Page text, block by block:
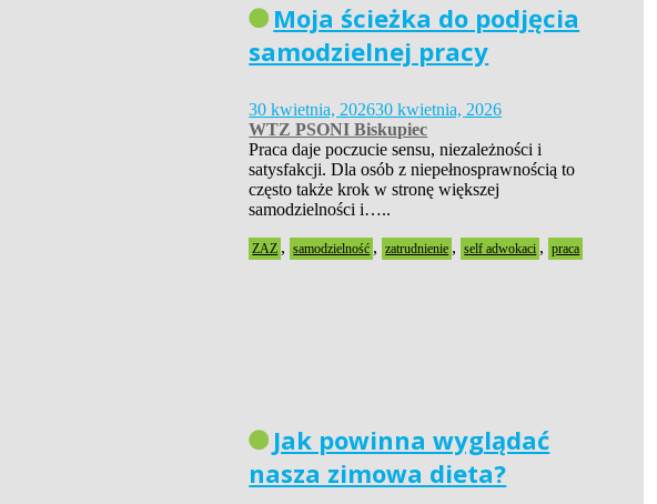
Moja ścieżka do podjęcia
samodzielnej pracy
30 kwietnia, 202630 kwietnia, 2026
WTZ PSONI Biskupiec
Praca daje poczucie sensu, niezależności i
satysfakcji. Dla osób z niepełnosprawnością to
często także krok w stronę większej
samodzielności i…..
ZAZ , samodzielność , zatrudnienie , self adwokaci , praca
Jak powinna wyglądać
nasza zimowa dieta?